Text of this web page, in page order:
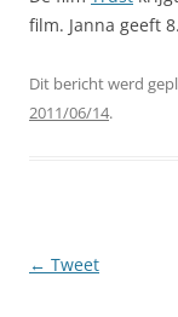
film. Janna geeft 8.
Dit bericht werd
2011/06/14.
Berichtnavigatie
← Tweet